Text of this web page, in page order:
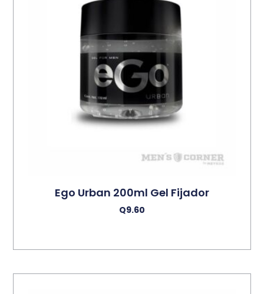
Ego Urban 200ml Gel Fijador
Q9.60